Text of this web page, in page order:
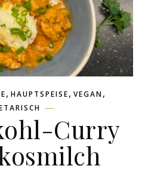
, HAUPTSPEISE, VEGAN,
Curry